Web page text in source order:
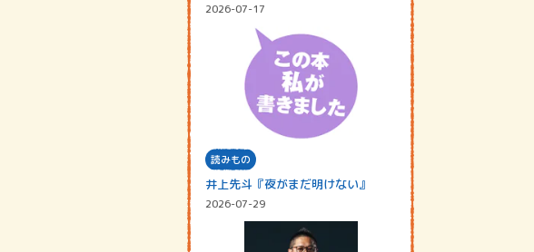
2026-07-17
読みもの
井上先斗『夜がまだ明けない』
2026-07-29